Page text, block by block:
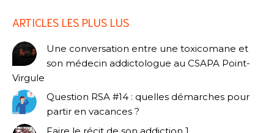
ARTICLES LES PLUS LUS
Une conversation entre une toxicomane et
son médecin addictologue au CSAPA Point-
Virgule
Question RSA #14 : quelles démarches pour
partir en vacances ?